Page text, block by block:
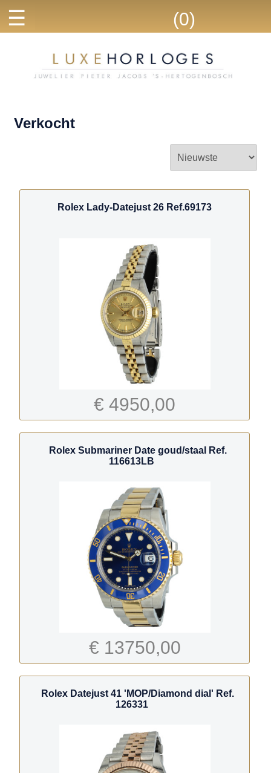
☰ (0)
Verkocht
Rolex Lady-Datejust 26 Ref.69173
€ 4950,00
Rolex Submariner Date goud/staal Ref.
116613LB
€ 13750,00
Rolex Datejust 41 'MOP/Diamond dial' Ref.
126331